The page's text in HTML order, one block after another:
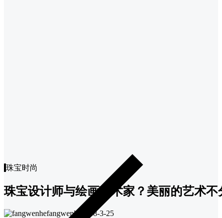
珠宝时尚
珠宝设计师与绘画艺术家？美丽的艺术不
fangwenhe 2018-3-25